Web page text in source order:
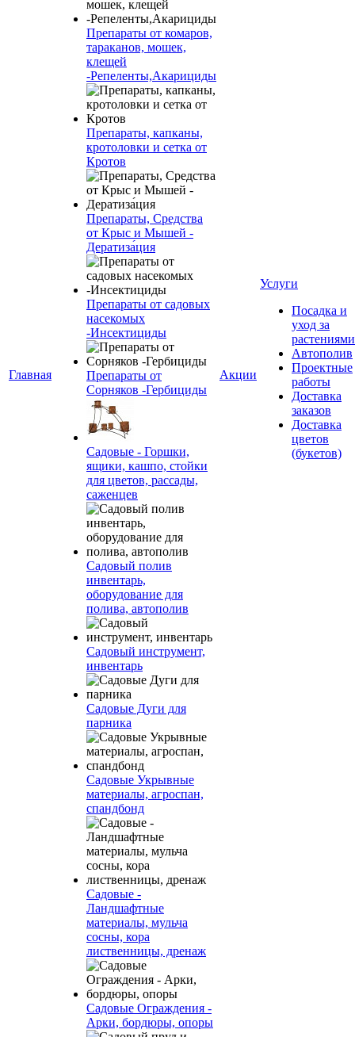
Главная
Препараты от комаров,
тараканов, мошек,
клещей
-Репеленты,Акарициды
Препараты, капканы,
кротоловки и сетка от
Кротов
Препараты, Средства
от Крыс и Мышей -
Дератиза́ция
Препараты от садовых
насекомых
-Инсектициды
Препараты от
Сорняков -Гербициды
Садовые - Горшки,
ящики, кашпо, стойки
для цветов, рассады,
саженцев
Садовый полив
инвентарь,
оборудование для
полива, автополив
Садовый инструмент,
инвентарь
Садовые Дуги для
парника
Садовые Укрывные
материалы, агроспан,
спандбонд
Садовые -
Ландшафтные
материалы, мульча
сосны, кора
лиственницы, дренаж
Садовые Ограждения -
Арки, бордюры, опоры
Акции
Услуги
Посадка и
уход за
растениями
Автополив
Проектные
работы
Доставка
заказов
Доставка
цветов
(букетов)